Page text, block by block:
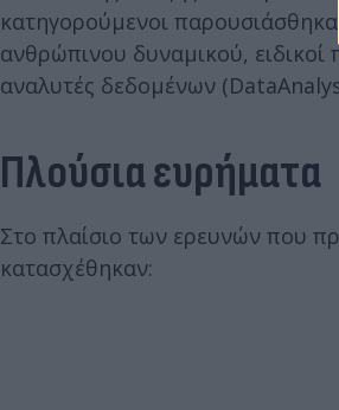
κατηγορούμενοι
ανθρώπινου δυναμικού,
αναλυτές δεδομένων
Πλούσια ευρήματα
Στο πλαίσιο των ερευνών που
κατασχέθηκαν: